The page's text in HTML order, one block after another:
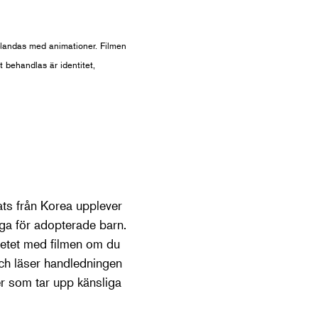
med animationer. Filmen
behandlas är identitet,
från Korea upplever
för adopterade barn.
med filmen om du
läser handledningen
som tar upp känsliga